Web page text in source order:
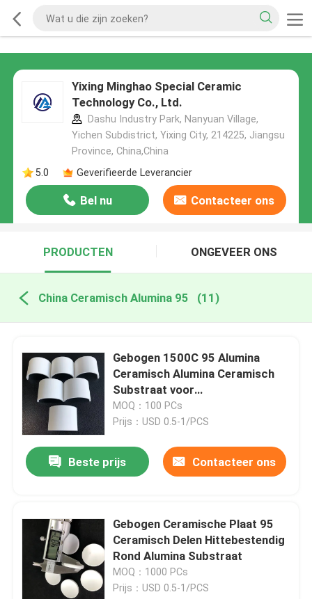
Yixing Minghao Special Ceramic
Technology Co., Ltd.
Dashu Industry Park, Nanyuan Village,
Yichen Subdistrict, Yixing City, 214225, Jiangsu
Province, China,China
5.0
Geverifieerde Leverancier
Bel nu Contacteer ons
PRODUCTEN ONGEVEER ONS
China Ceramisch Alumina 95 (11)
Gebogen 1500C 95 Alumina
Ceramisch Alumina Ceramisch
Substraat voor
IsolatieHittebestendigheid
MOQ：100 PCs
Prijs：USD 0.5-1/PCS
Beste prijs Contacteer ons
Gebogen Ceramische Plaat 95
Ceramisch Delen Hittebestendig
Rond Alumina Substraat
MOQ：1000 PCs
Prijs：USD 0.5-1/PCS